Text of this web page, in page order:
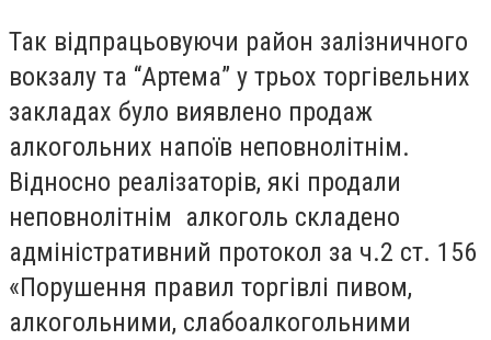
Так відпрацьовуючи район залізничного
вокзалу та “Артема” у трьох торгівельних
закладах було виявлено продаж
алкогольних напоїв неповнолітнім.
Відносно реалізаторів, які продали
неповнолітнім алкоголь складено
адміністративний протокол за ч.2 ст. 156
«Порушення правил торгівлі пивом,
алкогольними, слабоалкогольними